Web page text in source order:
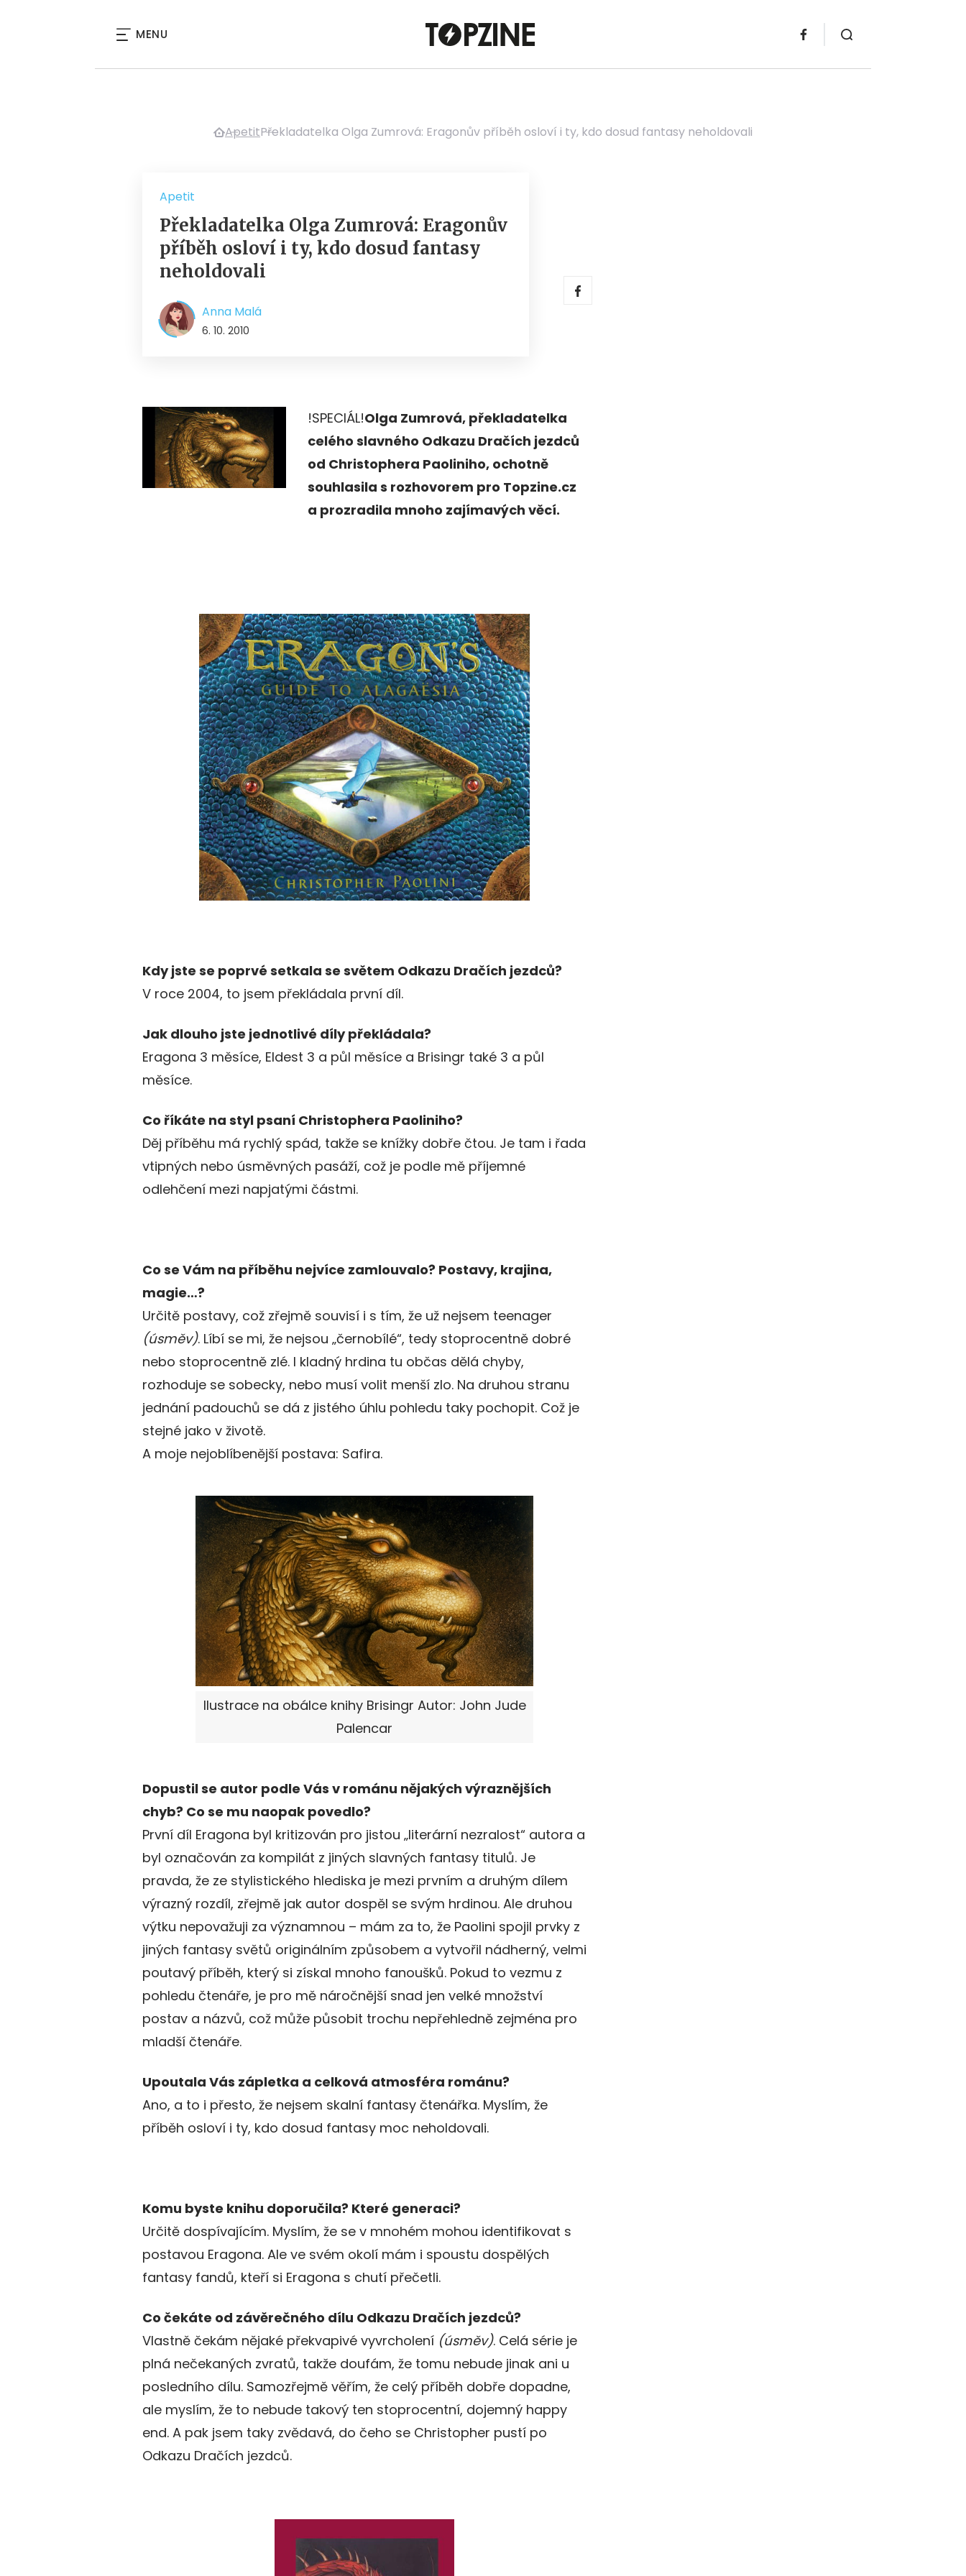
MENU
ApetitPřekladatelka Olga Zumrová: Eragonův příběh osloví i ty, kdo dosud fantasy neholdovali
Apetit
Překladatelka Olga Zumrová: Eragonův
příběh osloví i ty, kdo dosud fantasy
neholdovali
Anna Malá
6. 10. 2010
!SPECIÁL!Olga Zumrová, překladatelka
celého slavného Odkazu Dračích jezdců
od Christophera Paoliniho, ochotně
souhlasila s rozhovorem pro Topzine.cz
a prozradila mnoho zajímavých věcí.
Kdy jste se poprvé setkala se světem Odkazu Dračích jezdců?
V roce 2004, to jsem překládala první díl.
Jak dlouho jste jednotlivé díly překládala?
Eragona 3 měsíce, Eldest 3 a půl měsíce a Brisingr také 3 a půl
měsíce.
Co říkáte na styl psaní Christophera Paoliniho?
Děj příběhu má rychlý spád, takže se knížky dobře čtou. Je tam i řada
vtipných nebo úsměvných pasáží, což je podle mě příjemné
odlehčení mezi napjatými částmi.
Co se Vám na příběhu nejvíce zamlouvalo? Postavy, krajina,
magie…?
Určitě postavy, což zřejmě souvisí i s tím, že už nejsem teenager
(úsměv). Líbí se mi, že nejsou „černobílé“, tedy stoprocentně dobré
nebo stoprocentně zlé. I kladný hrdina tu občas dělá chyby,
rozhoduje se sobecky, nebo musí volit menší zlo. Na druhou stranu
jednání padouchů se dá z jistého úhlu pohledu taky pochopit. Což je
stejné jako v životě.
A moje nejoblíbenější postava: Safira.
Ilustrace na obálce knihy Brisingr Autor: John Jude
Palencar
Dopustil se autor podle Vás v románu nějakých výraznějších
chyb? Co se mu naopak povedlo?
První díl Eragona byl kritizován pro jistou „literární nezralost“ autora a
byl označován za kompilát z jiných slavných fantasy titulů. Je
pravda, že ze stylistického hlediska je mezi prvním a druhým dílem
výrazný rozdíl, zřejmě jak autor dospěl se svým hrdinou. Ale druhou
výtku nepovažuji za významnou – mám za to, že Paolini spojil prvky z
jiných fantasy světů originálním způsobem a vytvořil nádherný, velmi
poutavý příběh, který si získal mnoho fanoušků. Pokud to vezmu z
pohledu čtenáře, je pro mě náročnější snad jen velké množství
postav a názvů, což může působit trochu nepřehledně zejména pro
mladší čtenáře.
Upoutala Vás zápletka a celková atmosféra románu?
Ano, a to i přesto, že nejsem skalní fantasy čtenářka. Myslím, že
příběh osloví i ty, kdo dosud fantasy moc neholdovali.
Komu byste knihu doporučila? Které generaci?
Určitě dospívajícím. Myslím, že se v mnohém mohou identifikovat s
postavou Eragona. Ale ve svém okolí mám i spoustu dospělých
fantasy fandů, kteří si Eragona s chutí přečetli.
Co čekáte od závěrečného dílu Odkazu Dračích jezdců?
Vlastně čekám nějaké překvapivé vyvrcholení (úsměv). Celá série je
plná nečekaných zvratů, takže doufám, že tomu nebude jinak ani u
posledního dílu. Samozřejmě věřím, že celý příběh dobře dopadne,
ale myslím, že to nebude takový ten stoprocentní, dojemný happy
end. A pak jsem taky zvědavá, do čeho se Christopher pustí po
Odkazu Dračích jezdců.